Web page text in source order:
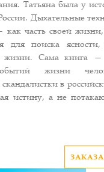
Татьяна была у
Дыхательные
как часть своей
для поиска
жизни. Сама книга —
жизни
в
истину, а не